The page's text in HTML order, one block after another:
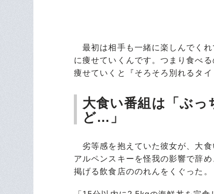
最初は相手も一緒に楽しんでくれ
に痩せていくんです。つまり食べ
痩せていくと『そろそろ別れるタ
大食い番組は「ぶ
ど…」
劣等感を抱えていた彼女が、大食
アルペンスキーを怪我の影響で辞
掲げる飲食店ののれんをくぐった。